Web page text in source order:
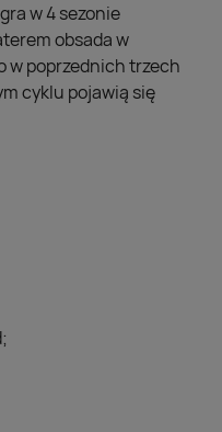
w 4 sezonie
obsada w
w poprzednich trzech
cyklu pojawią się